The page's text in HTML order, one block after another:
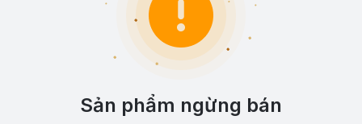
Sản phẩm ngừng bán